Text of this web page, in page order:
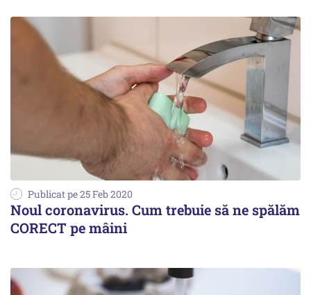
Publicat pe 25 Feb 2020
Noul coronavirus. Cum trebuie să ne spălăm
CORECT pe mâini